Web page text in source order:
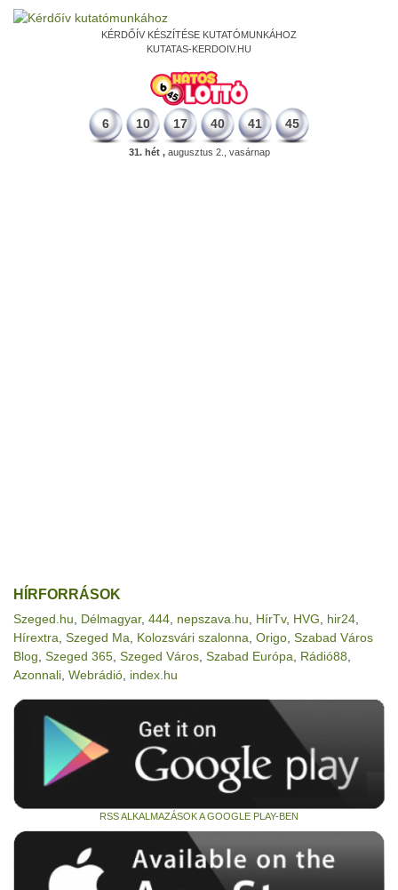
KÉRDŐÍV KÉSZÍTÉSE KUTATÓMUNKÁHOZ
KUTATAS-KERDOIV.HU
6 10 17 40 41 45
31. hét ,augusztus 2., vasárnap
HÍRFORRÁSOK
Szeged.hu Délmagyar, 444 nepszava.hu HírTv, HVG hir24
Hírextra Szeged Ma Kolozsvári szalonna Origo Szabad Város
Blog Szeged 365 Szeged Város Szabad Európa Rádió88
Azonnali Webrádió index.hu
RSS ALKALMAZÁSOK A GOOGLE PLAY-BEN